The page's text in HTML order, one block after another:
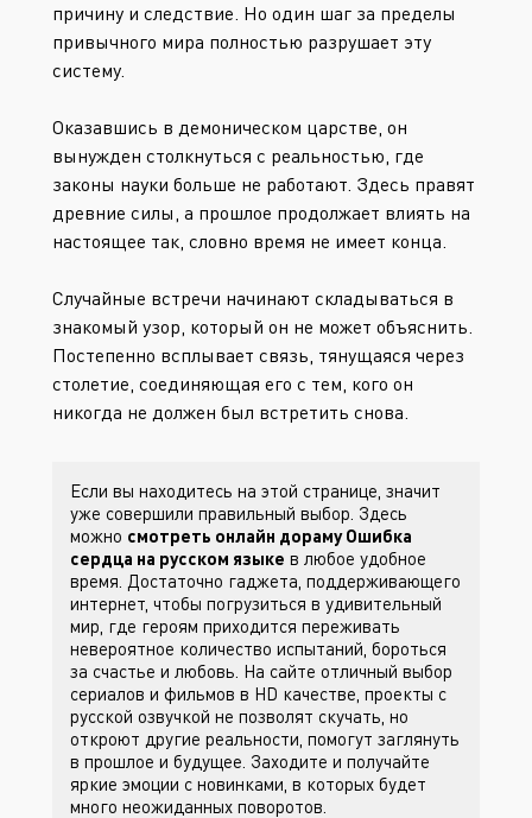
причину и следствие. Но один шаг за пределы
привычного мира полностью разрушает эту
систему.
Оказавшись в демоническом царстве, он
вынужден столкнуться с реальностью, где
законы науки больше не работают. Здесь правят
древние силы, а прошлое продолжает влиять на
настоящее так, словно время не имеет конца.
Случайные встречи начинают складываться в
знакомый узор, который он не может объяснить.
Постепенно всплывает связь, тянущаяся через
столетие, соединяющая его с тем, кого он
никогда не должен был встретить снова.
Если вы находитесь на этой странице, значит
уже совершили правильный выбор. Здесь
можно смотреть онлайн дораму Ошибка
сердца на русском языке в любое удобное
время. Достаточно гаджета, поддерживающего
интернет, чтобы погрузиться в удивительный
мир, где героям приходится переживать
невероятное количество испытаний, бороться
за счастье и любовь. На сайте отличный выбор
сериалов и фильмов в HD качестве, проекты с
русской озвучкой не позволят скучать, но
откроют другие реальности, помогут заглянуть
в прошлое и будущее. Заходите и получайте
яркие эмоции с новинками, в которых будет
много неожиданных поворотов.